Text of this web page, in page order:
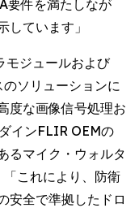
要件を満たしなが
しています」
モジュールおよび
ソリューションに
度な画像信号処理お
インFLIR OEMの
るマイク・ウォルタ
これにより、防衛
安全で準拠したドロ